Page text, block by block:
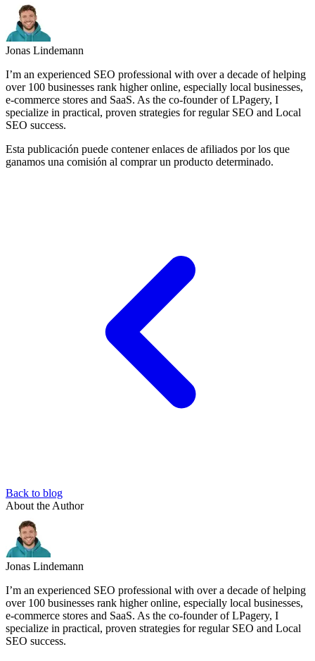
Jonas Lindemann
I’m an experienced SEO professional with over a decade of helping
over 100 businesses rank higher online, especially local businesses,
e-commerce stores and SaaS. As the co-founder of LPagery, I
specialize in practical, proven strategies for regular SEO and Local
SEO success.
Esta publicación puede contener enlaces de afiliados por los que
ganamos una comisión al comprar un producto determinado.
Back to blog
About the Author
Jonas Lindemann
I’m an experienced SEO professional with over a decade of helping
over 100 businesses rank higher online, especially local businesses,
e-commerce stores and SaaS. As the co-founder of LPagery, I
specialize in practical, proven strategies for regular SEO and Local
SEO success.